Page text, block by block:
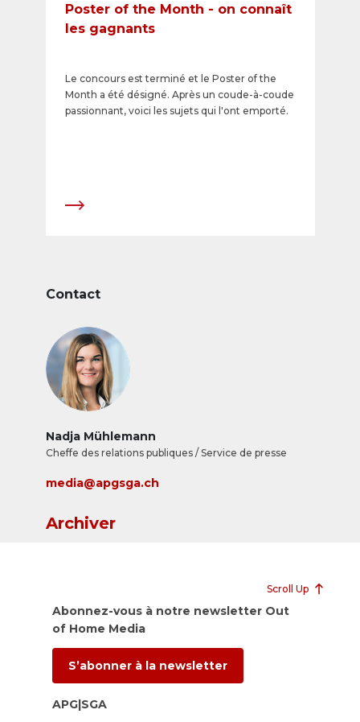
Poster of the Month - on connaît
les gagnants
Le concours est terminé et le Poster of the
Month a été désigné. Après un coude-à-coude
passionnant, voici les sujets qui l'ont emporté.​
Contact
Nadja Mühlemann
Cheffe des relations publiques / Service de presse
media@apgsga.ch
Archiver
Scroll Up
Abonnez-vous à notre newsletter Out
of Home Media
S’abonner à la newsletter
APG|SGA